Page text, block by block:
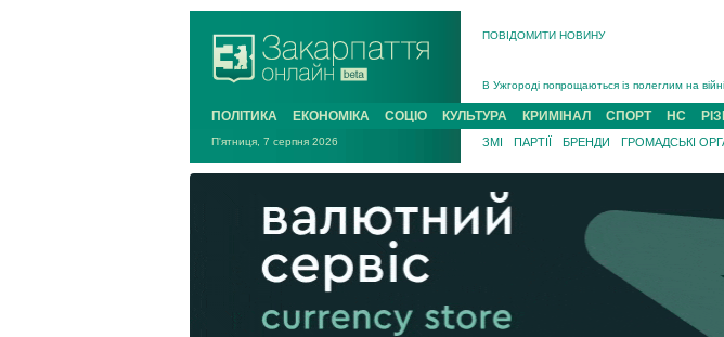
ПОВІДОМИТИ НОВИНУ
В Ужгороді попрощаються із полеглим на
В Ужгороді 5 серпня попрощаються із
Підтвердили загибель захисника із
На війні з рф поліг військовий з
На Хустщині внаслідок ДТП за участі
Інструктора районного ТЦК на Закарпатті
ПОЛІТИКА ЕКОНОМІКА СОЦІО КУЛЬТУРА КРИМІНАЛ СПОРТ НС
П'ятниця, 7 серпня 2026 ЗМІ ПАРТІЇ БРЕНДИ ГРОМАДСЬКІ